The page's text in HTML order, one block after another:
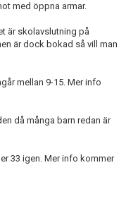
med öppna armar.
är skolavslutning på
är dock bokad så vill man
mellan 9-15. Mer info
då många barn redan är
33 igen. Mer info kommer